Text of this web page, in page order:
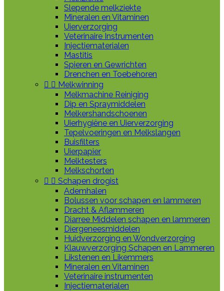
Slepende melkziekte
Mineralen en Vitaminen
Uierverzorging
Veterinaire Instrumenten
Injectiematerialen
Mastitis
Spieren en Gewrichten
Drenchen en Toebehoren
  Melkwinning
Melkmachine Reiniging
Dip en Spraymiddelen
Melkershandschoenen
Uierhygiëne en Uierverzorging
Tepelvoeringen en Melkslangen
Buisfilters
Uierpapier
Melktesters
Melkschorten
  Schapen drogist
Ademhalen
Bolussen voor schapen en lammeren
Dracht & Aflammeren
Diarree Middelen schapen en lammeren
Diergeneesmiddelen
Huidverzorging en Wondverzorging
Klauwverzorging Schapen en Lammeren
Likstenen en Likemmers
Mineralen en Vitaminen
Veterinaire instrumenten
Injectiematerialen